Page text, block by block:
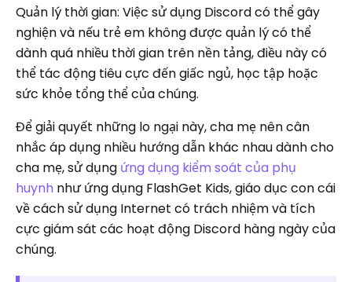
Quản lý thời gian: Việc sử dụng Discord có thể gây
nghiện và nếu trẻ em không được quản lý có thể
dành quá nhiều thời gian trên nền tảng, điều này có
thể tác động tiêu cực đến giấc ngủ, học tập hoặc
sức khỏe tổng thể của chúng.
Để giải quyết những lo ngại này, cha mẹ nên cân
nhắc áp dụng nhiều hướng dẫn khác nhau dành cho
cha mẹ, sử dụng ứng dụng kiểm soát của phụ
huynh như ứng dụng FlashGet Kids, giáo dục con cái
về cách sử dụng Internet có trách nhiệm và tích
cực giám sát các hoạt động Discord hàng ngày của
chúng.